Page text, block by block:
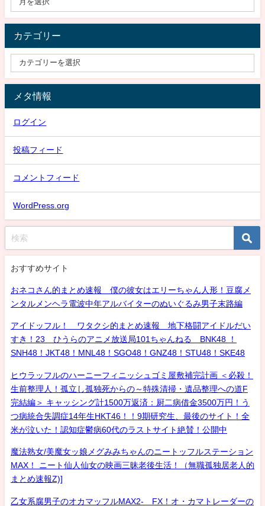
カテゴリー
メタ情報
ログイン
投稿フィード
コメントフィード
WordPress.org
おすすめサイト
おネコさん的まとめ速報 僕の彼女はエリーちゃん人形！豆腐メ
ンタルメンヘラ電波中年アルバイターのぬいぐるみ男子末路編
アイドッフル！ ワタクシ的まとめ速報 地下格闘アイドルだい
すき！23 ひうらのアニメ放送局101ちゃんねる BNK48 ！
SNH48！JKT48！MNL48！SGO48！GNZ48！STU48！SKE48
ヒウラッフルのハーニーフィニッシュゴミ屋敷補完計画 ＜必殺！
生前整理人！孤立し孤独死からの～特殊清掃・遺品整理への道F
完結編＞ キャッシング計1500万返済：厨二病借金3500万円！う
つ病統合失調症14年生HKT46！！9期研究生、最後のサイト！全
米が泣いた！認知症鬱病60代のラストサイト絶賛！公開中
魔法熟女/美魔女ッ娘メグみみちゃんのニートッフルステーション
MAX！ ニート仙人仙女の映画三昧老後生活！（無職孤独居老人的
まとめ速報Z)]
乙女系腐男子のオカマッフルMAX2- FX！オ・カマトレーダーの